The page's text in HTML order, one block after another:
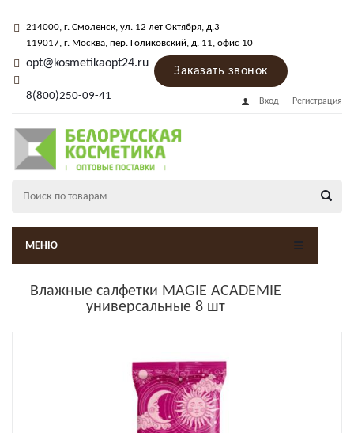
214000, г. Смоленск, ул. 12 лет Октября, д.3
119017, г. Москва, пер. Голиковский, д. 11, офис 10
opt@kosmetikaopt24.ru
8(800)250-09-41
Заказать звонок
Вход Регистрация
МЕНЮ
Влажные салфетки MAGIE ACADEMIE
универсальные 8 шт